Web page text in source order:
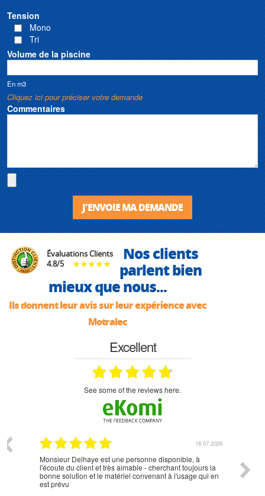
Tension
Mono
Tri
Volume de la piscine
En m3
Cliquez ici pour préciser votre demande
Commentaires
J'ENVOIE MA DEMANDE
Évaluations Clients
4.8/5
Nos clients
parlent bien
mieux que nous...
Ils donnent leur avis sur leur expérience avec
Motralec
Excellent
see some of the reviews here.
18.07.2026
Monsieur Delhaye est une personne disponible, à
l'écoute du client et très aimable - cherchant toujours la
bonne solution et le matériel convenant à l'usage qui en
est prévu